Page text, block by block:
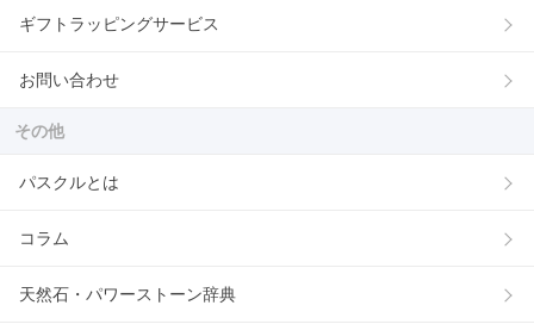
ギフトラッピングサービス
お問い合わせ
その他
パスクルとは
コラム
天然石・パワーストーン辞典